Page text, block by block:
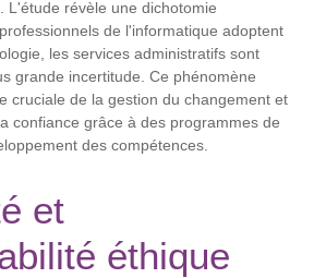
L'étude révèle une dichotomie
de l'informatique adoptent
les services administratifs sont
grande incertitude. Ce phénomène
cruciale de la gestion du changement et
confiance grâce à des programmes de
des compétences.
et
éthique